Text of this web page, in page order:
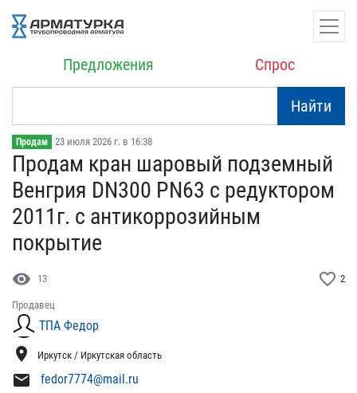
Предложения Спрос
Найти
Продам 23 июля 2026 г. в 16:38
Продам кран шаровый подз​емный
Венгрия DN300 PN63​ с редуктором
2011г. с а​нтикоррозийным
покрытие
visibility 13 favorite_border 2
Продавец
ТПА Федор
location_on Иркутск / Иркутская область
mail fedor7774@mail.ru